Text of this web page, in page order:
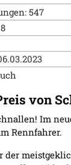
547
von
Im
Rennfahrer.
der